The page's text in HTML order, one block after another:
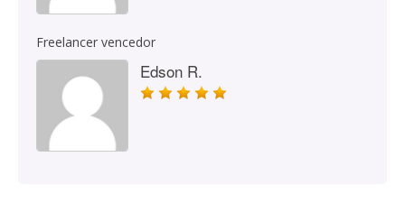
Freelancer vencedor
Edson R.